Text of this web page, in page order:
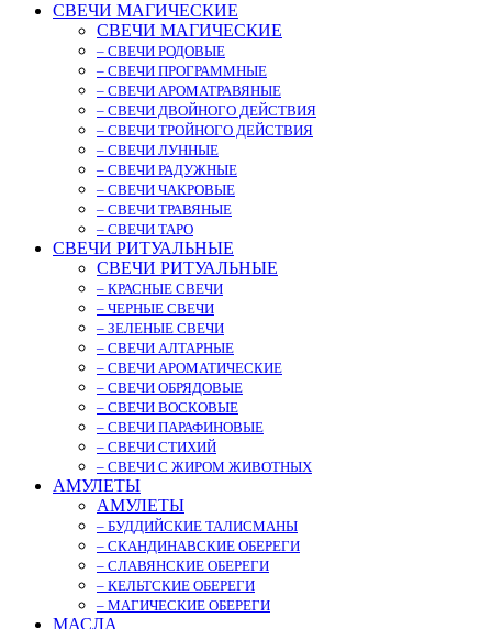
СВЕЧИ МАГИЧЕСКИЕ
СВЕЧИ МАГИЧЕСКИЕ
– СВЕЧИ РОДОВЫЕ
– СВЕЧИ ПРОГРАММНЫЕ
– СВЕЧИ АРОМАТРАВЯНЫЕ
– СВЕЧИ ДВОЙНОГО ДЕЙСТВИЯ
– СВЕЧИ ТРОЙНОГО ДЕЙСТВИЯ
– СВЕЧИ ЛУННЫЕ
– СВЕЧИ РАДУЖНЫЕ
– СВЕЧИ ЧАКРОВЫЕ
– СВЕЧИ ТРАВЯНЫЕ
– СВЕЧИ ТАРО
СВЕЧИ РИТУАЛЬНЫЕ
СВЕЧИ РИТУАЛЬНЫЕ
– КРАСНЫЕ СВЕЧИ
– ЧЕРНЫЕ СВЕЧИ
– ЗЕЛЕНЫЕ СВЕЧИ
– СВЕЧИ АЛТАРНЫЕ
– СВЕЧИ АРОМАТИЧЕСКИЕ
– СВЕЧИ ОБРЯДОВЫЕ
– СВЕЧИ ВОСКОВЫЕ
– СВЕЧИ ПАРАФИНОВЫЕ
– СВЕЧИ СТИХИЙ
– СВЕЧИ С ЖИРОМ ЖИВОТНЫХ
АМУЛЕТЫ
АМУЛЕТЫ
– БУДДИЙСКИЕ ТАЛИСМАНЫ
– СКАНДИНАВСКИЕ ОБЕРЕГИ
– СЛАВЯНСКИЕ ОБЕРЕГИ
– КЕЛЬТСКИЕ ОБЕРЕГИ
– МАГИЧЕСКИЕ ОБЕРЕГИ
МАСЛА